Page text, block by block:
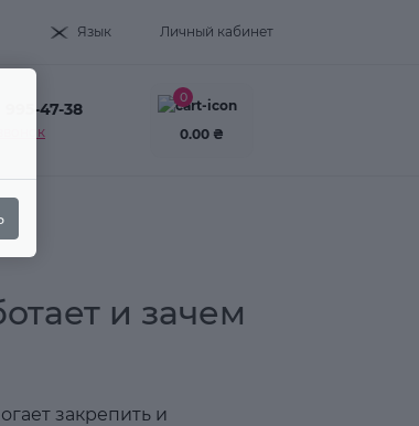
Язык Личный кабинет
995-47-38
0
0.00 ₴
и зачем
закрепить и